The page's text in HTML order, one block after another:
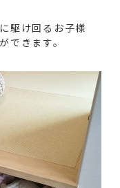
駆け回るお子様
できます。